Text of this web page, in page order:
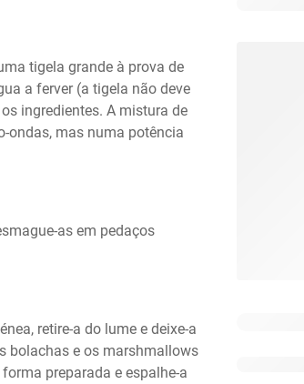
tigela grande à prova de
a ferver (a tigela não deve
ingredientes. A mistura de
ondas, mas numa potência
as em pedaços
retire-a do lume e deixe-a
bolachas e os marshmallows
preparada e espalhe-a